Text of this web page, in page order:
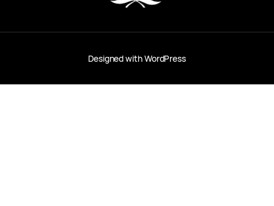
Designed withWordPress